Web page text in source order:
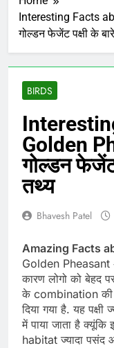
Interesting Facts
गोल्डन फेजेंट पक्षी के
BIRDS
Golden
गोल्डन फेजेंट
तथ्य
Bhavesh Patel
Amazing Facts
Golden Pheasant
कारण लोगो को बेहद
के combination की
दिया गया है. यह
में पाया जाता है
habitat ज्यादा पसंद